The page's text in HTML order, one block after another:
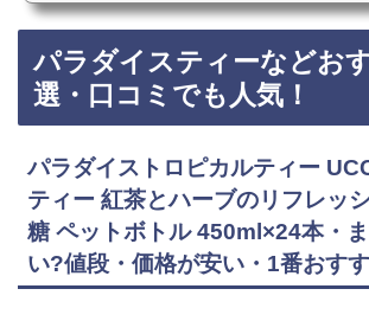
ってない?ヨンジーガムロは、コストコ、成城石井などのスーパーや
ビニに売っています！店舗によっては売ってない店もあるので、
ガムロが手軽に買えておすすめです！ヨンジーガムロなどおすすめ3
【フルッタフルッタ】ヨンジーガムロ(楊枝甘露) 1020g 2本 飲むスイ
…
パラダイスティーなどお
選・口コミでも人気！
パラダイストロピカルティー
ティー 紅茶とハーブのリフレッ
糖 ペットボトル 450ml×24本・
い?値段・価格が安い・1番おすす